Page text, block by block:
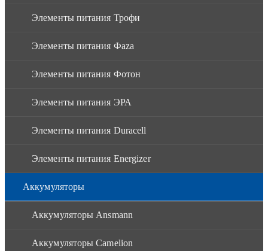
Элементы питания Трофи
Элементы питания Фaza
Элементы питания Фотон
Элементы питания ЭРА
Элементы питания Duracell
Элементы питания Energizer
Аккумуляторы
Аккумуляторы Ansmann
Аккумуляторы Camelion